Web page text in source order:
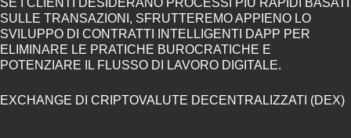
SULLE TRANSAZIONI, SFRUTTEREMO APPIENO LO
SVILUPPO DI CONTRATTI INTELLIGENTI DAPP PER
ELIMINARE LE PRATICHE BUROCRATICHE E
POTENZIARE IL FLUSSO DI LAVORO DIGITALE.
EXCHANGE DI CRIPTOVALUTE DECENTRALIZZATI (DEX)